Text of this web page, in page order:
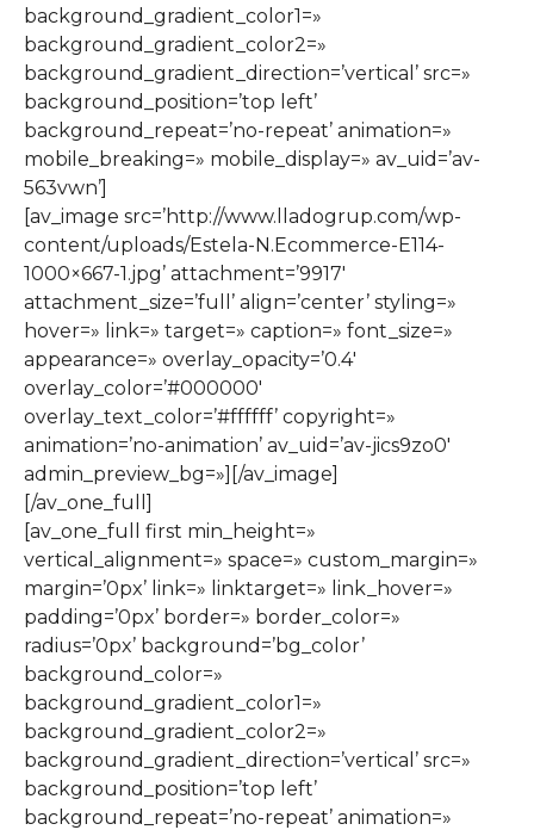
background_gradient_color1=»
background_gradient_color2=»
background_gradient_direction=’vertical’ src=»
background_position=’top left’
background_repeat=’no-repeat’ animation=»
mobile_breaking=» mobile_display=» av_uid=’av-
563vwn’]
[av_image src=’http://www.lladogrup.com/wp-
content/uploads/Estela-N.Ecommerce-E114-
1000×667-1.jpg’ attachment=’9917′
attachment_size=’full’ align=’center’ styling=»
hover=» link=» target=» caption=» font_size=»
appearance=» overlay_opacity=’0.4′
overlay_color=’#000000′
overlay_text_color=’#ffffff’ copyright=»
animation=’no-animation’ av_uid=’av-jics9zo0′
admin_preview_bg=»][/av_image]
[/av_one_full]
[av_one_full first min_height=»
vertical_alignment=» space=» custom_margin=»
margin=’0px’ link=» linktarget=» link_hover=»
padding=’0px’ border=» border_color=»
radius=’0px’ background=’bg_color’
background_color=»
background_gradient_color1=»
background_gradient_color2=»
background_gradient_direction=’vertical’ src=»
background_position=’top left’
background_repeat=’no-repeat’ animation=»